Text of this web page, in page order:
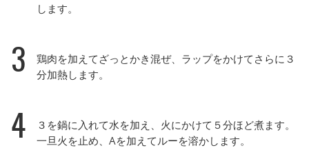
します。
3
鶏肉を加えてざっとかき混ぜ、ラップをかけてさらに３
分加熱します。
4
３を鍋に入れて水を加え、火にかけて５分ほど煮ます。
一旦火を止め、Aを加えてルーを溶かします。